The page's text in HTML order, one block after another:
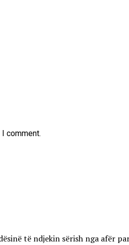
comment.
të ndjekin sërish nga afër